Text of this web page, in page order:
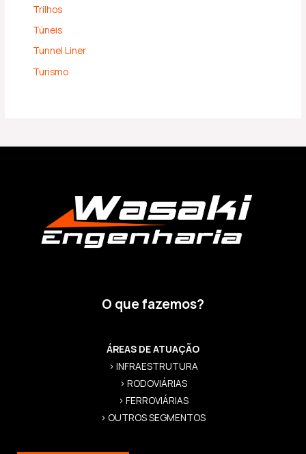
Trilhos
Túneis
Tunnel Liner
Turismo
O que fazemos?
ÁREAS DE ATUAÇÃO
> INFRAESTRUTURA
> RODOVIÁRIAS
> FERROVIÁRIAS
> OUTROS SEGMENTOS